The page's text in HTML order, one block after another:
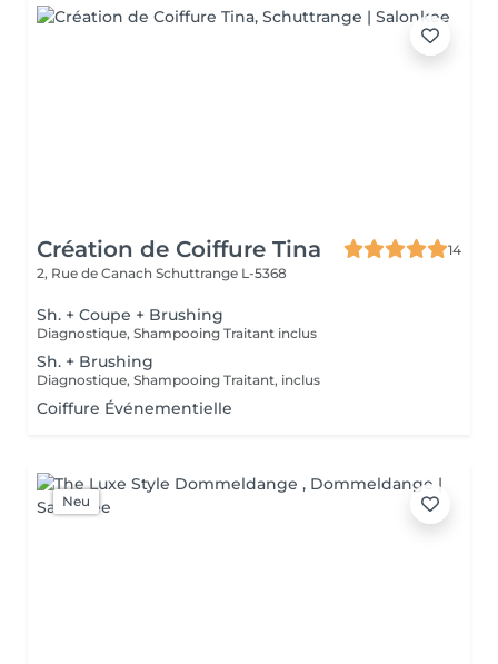
Création de Coiffure Tina
14
2, Rue de Canach Schuttrange L-5368
Sh. + Coupe + Brushing
Diagnostique, Shampooing Traitant inclus
Sh. + Brushing
Diagnostique, Shampooing Traitant, inclus
Coiffure Événementielle
Neu